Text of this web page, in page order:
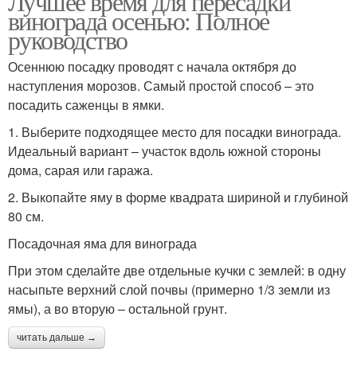
винограда осенью: Полное
руководство
Осеннюю посадку проводят с начала октября до
наступления морозов. Самый простой способ – это
посадить саженцы в ямки.
1. Выберите подходящее место для посадки винограда.
Идеальный вариант – участок вдоль южной стороны
дома, сарая или гаража.
2. Выкопайте яму в форме квадрата шириной и глубиной
80 см.
Посадочная яма для винограда
При этом сделайте две отдельные кучки с землей: в одну
насыпьте верхний слой почвы (примерно 1/3 земли из
ямы), а во вторую – остальной грунт.
читать дальше →